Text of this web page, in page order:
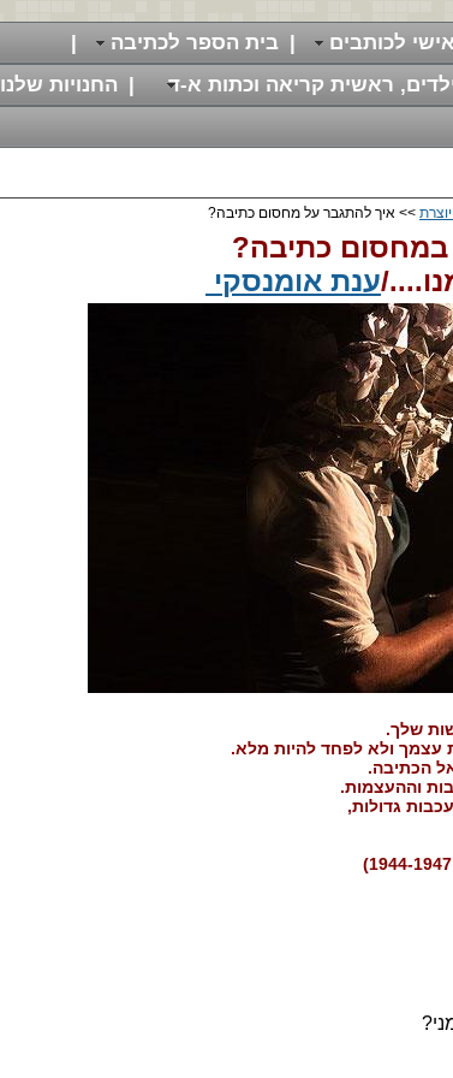
אישי לכותבים | בית הספר לכתיבה
|
ילדים, ראשית קריאה וכתות א-ד | החנויות שלנו
>> איך להתגבר על מחסום כתיבה?
כתיבה?
ענת אומנסקי
שלך.
עצמך ולא לפחד להיות מלא.
הכתיבה.
וההעצמות.
גדולות,